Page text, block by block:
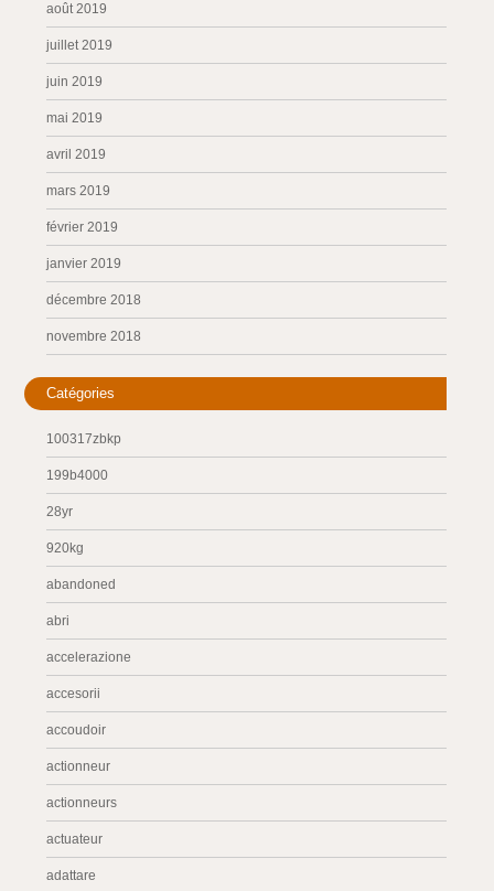
août 2019
juillet 2019
juin 2019
mai 2019
avril 2019
mars 2019
février 2019
janvier 2019
décembre 2018
novembre 2018
Catégories
100317zbkp
199b4000
28yr
920kg
abandoned
abri
accelerazione
accesorii
accoudoir
actionneur
actionneurs
actuateur
adattare